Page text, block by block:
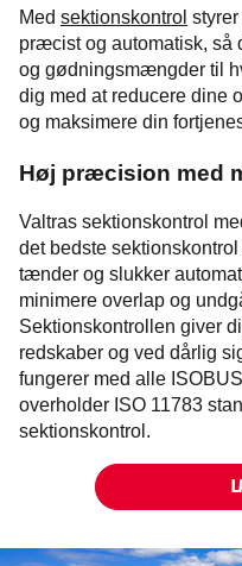
Med sektionskontrol
præcist og automatisk, så
og gødningsmængder til
dig med at reducere dine
og maksimere din
Høj præcision med
Valtras sektionskontrol
det bedste
tænder og slukker
minimere overlap og
Sektionskontrollen giver
redskaber og ved dårlig
fungerer med alle
overholder ISO 11783
sektionskontrol.